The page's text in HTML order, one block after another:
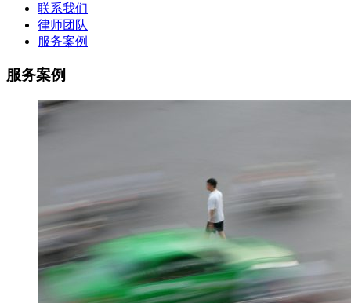
联系我们
律师团队
服务案例
服务案例